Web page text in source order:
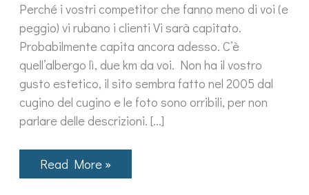
Perché i vostri competitor che fanno meno di voi (e
peggio) vi rubano i clienti Vi sarà capitato.
Probabilmente capita ancora adesso. C’è
quell’albergo lì, due km da voi. Non ha il vostro
gusto estetico, il sito sembra fatto nel 2005 dal
cugino del cugino e le foto sono orribili, per non
parlare delle descrizioni. […]
Read More »